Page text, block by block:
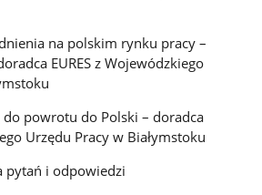
na polskim rynku pracy –
EURES z Wojewódzkiego
do powrotu do Polski – doradca
Urzędu Pracy w Białymstoku
pytań i odpowiedzi